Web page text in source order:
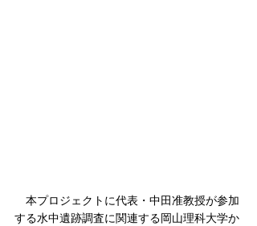
本プロジェクトに代表・中田准教授が参加
する水中遺跡調査に関連する岡山理科大学か